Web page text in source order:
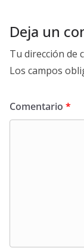
Deja un
Tu dirección de
Los campos
Comentario *